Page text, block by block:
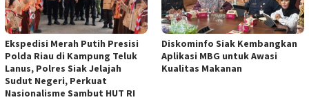
Ekspedisi Merah Putih Presisi
Polda Riau di Kampung Teluk
Lanus, Polres Siak Jelajah
Sudut Negeri, Perkuat
Nasionalisme Sambut HUT RI
Diskominfo Siak Kembangkan
Aplikasi MBG untuk Awasi
Kualitas Makanan